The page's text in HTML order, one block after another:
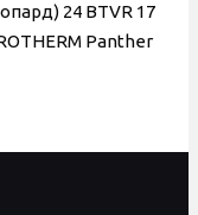
24 BTVR 17
Panther